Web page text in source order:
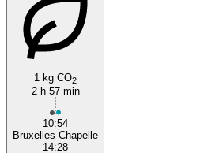
1 kg CO2
2 h 57 min
10:54
Bruxelles-Chapelle
14:28